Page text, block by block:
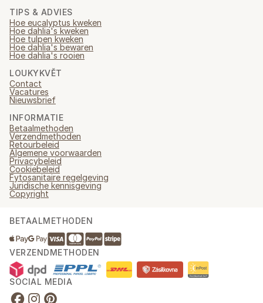
TIPS & ADVIES
Hoe eucalyptus kweken
Hoe dahlia's kweken
Hoe tulpen kweken
Hoe dahlia's bewaren
Hoe dahlia's rooien
LOUKYKVĚT
Contact
Vacatures
Nieuwsbrief
INFORMATIE
Betaalmethoden
Verzendmethoden
Retourbeleid
Algemene voorwaarden
Privacybeleid
Cookiebeleid
Fytosanitaire regelgeving
Juridische kennisgeving
Copyright
BETAALMETHODEN
VERZENDMETHODEN
SOCIAL MEDIA